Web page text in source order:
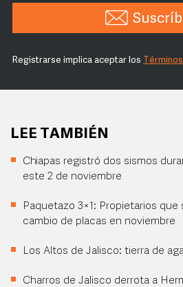
Registrarse implica aceptar los
LEE TAMBIÉN
Chiapas registró dos sismos
este 2 de noviembre
Paquetazo 3×1: Propietarios
cambio de placas en noviembre
Los Altos de Jalisco: tierra de
Charros de Jalisco derrota a